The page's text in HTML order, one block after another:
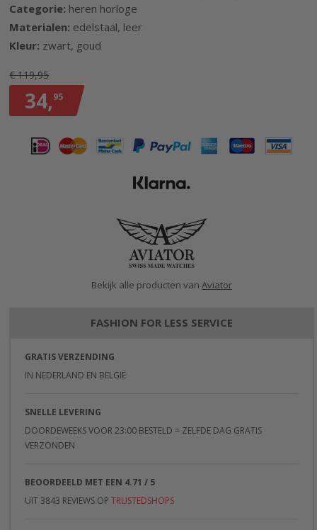
Categorie: heren horloge
Materialen: edelstaal, leer
Kleur: zwart, goud
34,95
€ 119,95
Bekijk alle producten van Aviator
FASHION FOR LESS SERVICE
GRATIS VERZENDING
IN NEDERLAND EN BELGIË
SNELLE LEVERING
DOORDEWEEKS VOOR 23:00 BESTELD = ZELFDE DAG GRATIS
VERZONDEN
BEOORDEELD MET EEN 4.71 / 5
UIT 3843 REVIEWS OPTRUSTEDSHOPS